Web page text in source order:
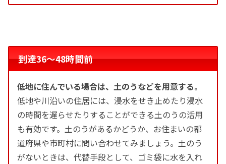
到達36〜48時間前
低地に住んでいる場合は、土のうなどを用意する。
低地や川沿いの住居には、浸水をせき止めたり浸水
の時間を遅らせたりすることができる土のうの活用
も有効です。土のうがあるかどうか、お住まいの都
道府県や市町村に問い合わせてみましょう。土のう
がないときは、代替手段として、ゴミ袋に水を入れ